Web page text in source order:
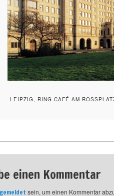
LEIPZIG, RING-CAFÉ AM
einen Kommentar
sein, um einen Kommentar